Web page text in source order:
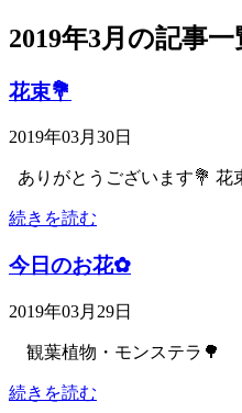
2019年3月の記事一
花束💐
2019年03月30日
ありがとうございます💐
続きを読む
今日のお花✿
2019年03月29日
観葉植物・モンステラ🌳
続きを読む